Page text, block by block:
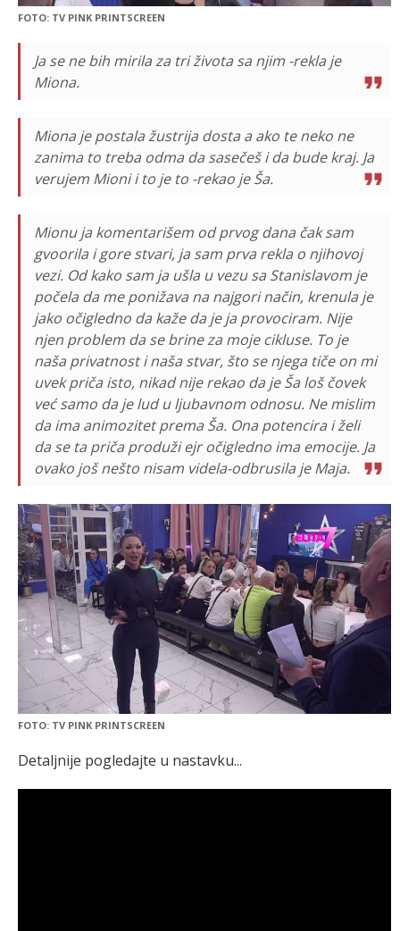
FOTO: TV PINK PRINTSCREEN
Ja se ne bih mirila za tri života sa njim -rekla je
Miona.
Miona je postala žustrija dosta a ako te neko ne
zanima to treba odma da sasečeš i da bude kraj. Ja
verujem Mioni i to je to -rekao je Ša.
Mionu ja komentarišem od prvog dana čak sam
gvoorila i gore stvari, ja sam prva rekla o njihovoj
vezi. Od kako sam ja ušla u vezu sa Stanislavom je
počela da me ponižava na najgori način, krenula je
jako očigledno da kaže da je ja provociram. Nije
njen problem da se brine za moje cikluse. To je
naša privatnost i naša stvar, što se njega tiče on mi
uvek priča isto, nikad nije rekao da je Ša loš čovek
već samo da je lud u ljubavnom odnosu. Ne mislim
da ima animozitet prema Ša. Ona potencira i želi
da se ta priča produži ejr očigledno ima emocije. Ja
ovako još nešto nisam videla-odbrusila je Maja.
FOTO: TV PINK PRINTSCREEN
Detaljnije pogledajte u nastavku...